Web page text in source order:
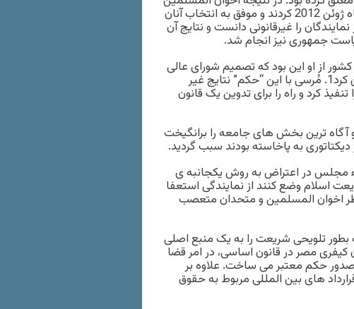
عده ای از اعضای خود را با ظاهر مستقل وارد انتخابات ماه ژوئن 2012 کردند و موفق به انتخاب آنان
را غیرقانونی دانست و نتایج آن
جمهوری نیز انجام شد.
از او این بود که تصمیم شورای عالی
قانون اساسی درباره ی انتخابات اخیر را لغو کند و او چنین کرد1. مُرسی با این “حکم” نتایج غیر
کرد و راه را برای تدوین یک قانون
ترین بخش های جامعه را برانگیخت
به پاخاسته بودند سبب گردید.
اساسی جدید حدود 22 تن از اعضاء مجلس در اعتراض به روش یکجانبه ی
اسلام وضع کنند از نمایندگی استعفا
اخوان المسلمین و متحدان متعصب
بطور تلویحی شریعت را به یک منبع اصلی
کیفری مصر در قانون اساسی، در امر قضا
حکم معتبر می ساخت. علاوه بر
های بین المللی مربوط به حقوق